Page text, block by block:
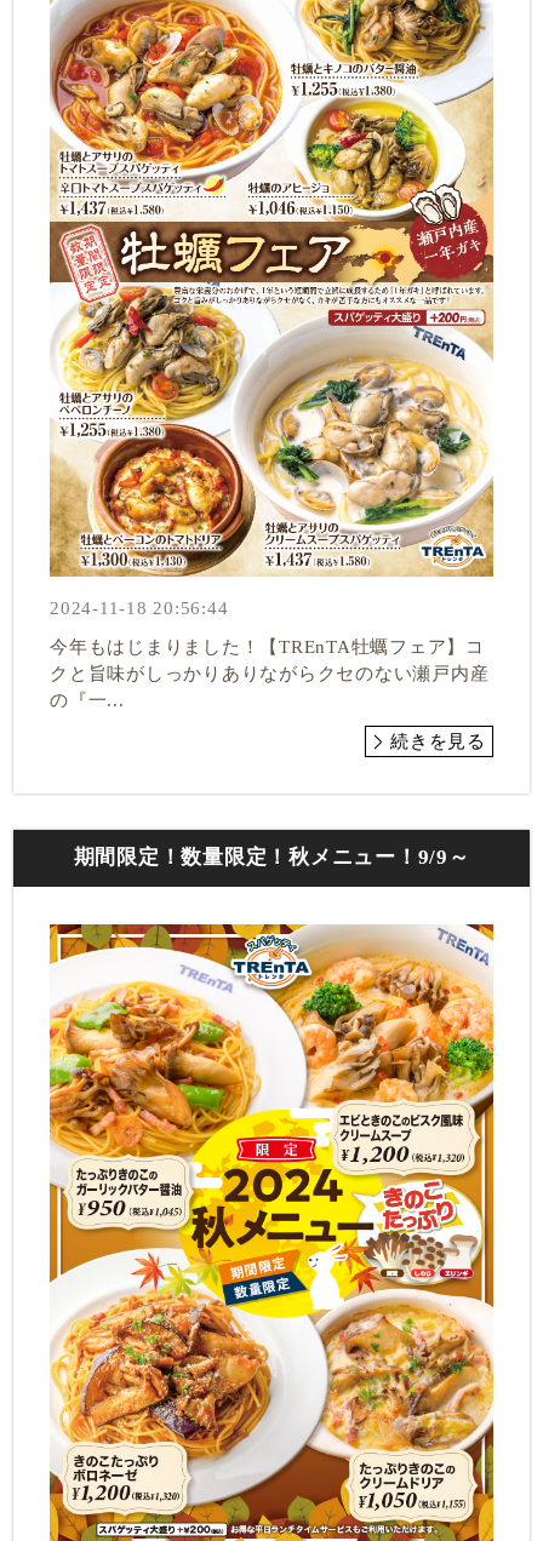
2024-11-18 20:56:44
今年もはじまりました！【TREnTA牡蠣フェア】コ
クと旨味がしっかりありながらクセのない瀬戸内産
の『一...
続きを見る
期間限定！数量限定！秋メニュー！9/9～